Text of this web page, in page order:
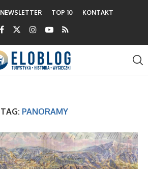
NEWSLETTER TOP 10 KONTAKT
TAG: PANORAMY